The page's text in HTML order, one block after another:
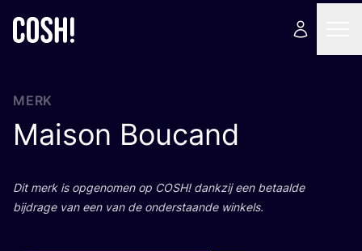
MERK
Maison Boucand
Dit merk is opge­no­men op COSH! dank­zij een betaal­de
bij­dra­ge van een van de onder­staan­de winkels.